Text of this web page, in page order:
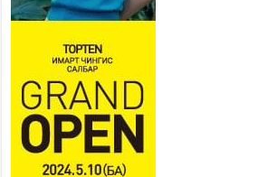
хорооны ээлжит хуралдаан боллоо
Ерөнхий сайд Н.Учрал БНХАУ-аас Монгол Улсад
суугаа Элчин сайд Шэнь Миньжюанийг хүлээн
авч уулзав
2026 оны 7 сар 21 / 16 цаг 39 минут
БҮГД НАЙРАМДАХ ТАЖИКИСТАН УЛСТАЙ
ЭДИЙН ЗАСГИЙН ХАМТЫН АЖИЛЛАГААГ
ӨРГӨЖҮҮЛНЭ